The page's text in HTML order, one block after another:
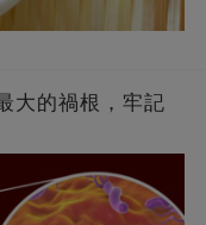
大的禍根，牢記